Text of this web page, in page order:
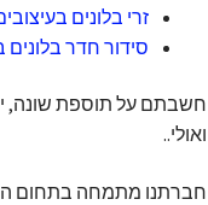
זרי בלונים
סידור חדר
חשבתם על תוספת שונה, יש
ואולי..
חברתנו מתמחה בתחום